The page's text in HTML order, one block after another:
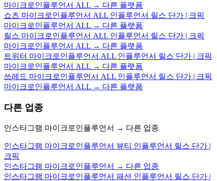
마이크로인플루언서 ALL → 다른 플랫폼
쇼츠 마이크로인플루언서 ALL 인플루언서 릴스 단가 | 크픽
마이크로인플루언서 ALL → 다른 플랫폼
릴스 마이크로인플루언서 ALL 인플루언서 릴스 단가 | 크픽
마이크로인플루언서 ALL → 다른 플랫폼
트위터 마이크로인플루언서 ALL 인플루언서 릴스 단가 | 크픽
마이크로인플루언서 ALL → 다른 플랫폼
쓰레드 마이크로인플루언서 ALL 인플루언서 릴스 단가 | 크픽
마이크로인플루언서 ALL → 다른 플랫폼
다른 업종
인스타그램 마이크로인플루언서 → 다른 업종
인스타그램 마이크로인플루언서 뷰티 인플루언서 릴스 단가 |
크픽
인스타그램 마이크로인플루언서 → 다른 업종
인스타그램 마이크로인플루언서 패션 인플루언서 릴스 단가 |